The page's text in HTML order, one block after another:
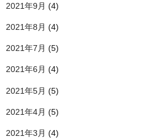
2021年9月 (4)
2021年8月 (4)
2021年7月 (5)
2021年6月 (4)
2021年5月 (5)
2021年4月 (5)
2021年3月 (4)